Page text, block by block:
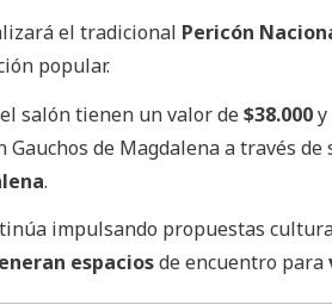
el tradicional Pericón
popular.
salón tienen un valor de$38.000y
de Magdalena a través de
.
impulsando propuestas
espaciosde encuentro para